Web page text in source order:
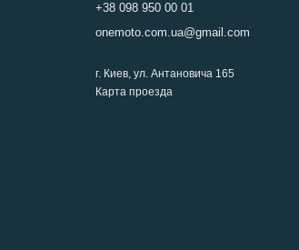
+38 098 950 00 01
onemoto.com.ua@gmail.com
г. Киев, ул. Антановича 165
Карта проезда